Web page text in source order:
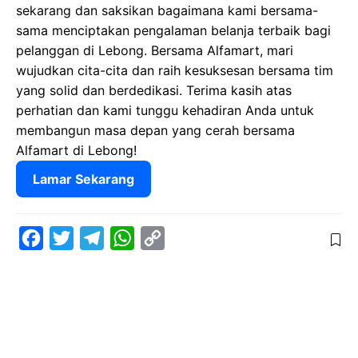
sekarang dan saksikan bagaimana kami bersama-
sama menciptakan pengalaman belanja terbaik bagi
pelanggan di Lebong. Bersama Alfamart, mari
wujudkan cita-cita dan raih kesuksesan bersama tim
yang solid dan berdedikasi. Terima kasih atas
perhatian dan kami tunggu kehadiran Anda untuk
membangun masa depan yang cerah bersama
Alfamart di Lebong!
Lamar Sekarang
W